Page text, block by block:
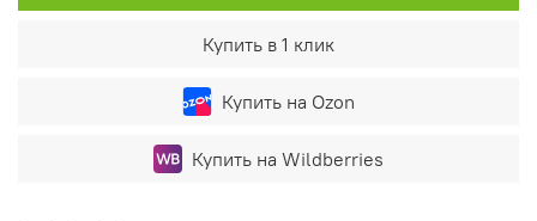
Купить в 1 клик
Купить на Ozon
Купить на Wildberries